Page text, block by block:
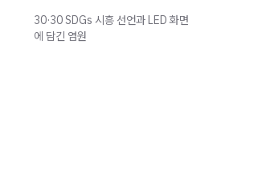
30·30 SDGs 시흥 선언과 LED 화면
에 담긴 염원